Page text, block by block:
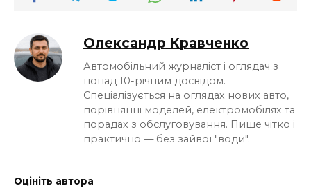
Олександр Кравченко
Автомобільний журналіст і оглядач з
понад 10-річним досвідом.
Спеціалізується на оглядах нових авто,
порівнянні моделей, електромобілях та
порадах з обслуговування. Пише чітко і
практично — без зайвої "води".
Оцініть автора